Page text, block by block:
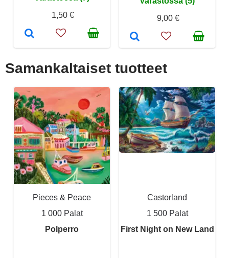
1,50 €
9,00 €
Samankaltaiset tuotteet
Pieces & Peace
1 000 Palat
Polperro
Castorland
1 500 Palat
First Night on New Land